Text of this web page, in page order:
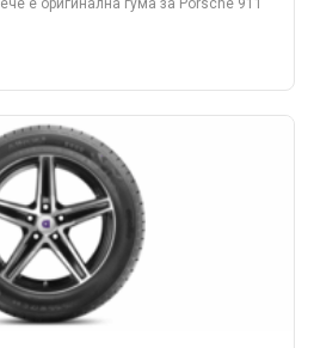
е оригинална гума за Porsche 911